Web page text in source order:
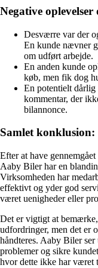
Negative
Desværre var der
En kunde nævner
om udført arbejde.
En anden kunde
køb, men fik dog
En potentielt
kommentar, der
bilannonce.
Samlet konklusion:
Efter at have
Aaby Biler har en
Virksomheden har
effektivt og yder god
været uenigheder eller
Det er vigtigt at
udfordringer, men det er
håndteres. Aaby Biler
problemer og sikre
hvor dette ikke har været